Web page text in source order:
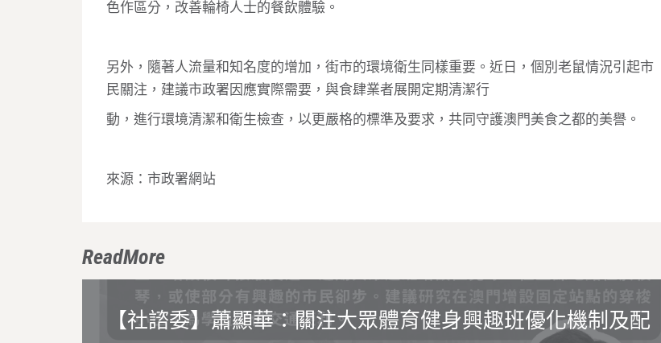
色作區分，改善輪椅人士的餐飲體驗。
另外，隨著人流量和知名度的增加，街市的環境衛生同樣重要。近日，個別老鼠情況引起市
民關注，建議市政署因應實際需要，與食肆業者展開定期清潔行
動，進行環境清潔和衛生檢查，以更嚴格的標準及要求，共同守護澳門美食之都的美譽。
來源：市政署網站
ReadMore
【社諮委】蕭顯華：關注大眾體育健身興趣班優化機制及配